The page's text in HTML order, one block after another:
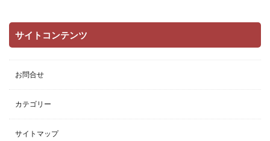
サイトコンテンツ
お問合せ
カテゴリー
サイトマップ